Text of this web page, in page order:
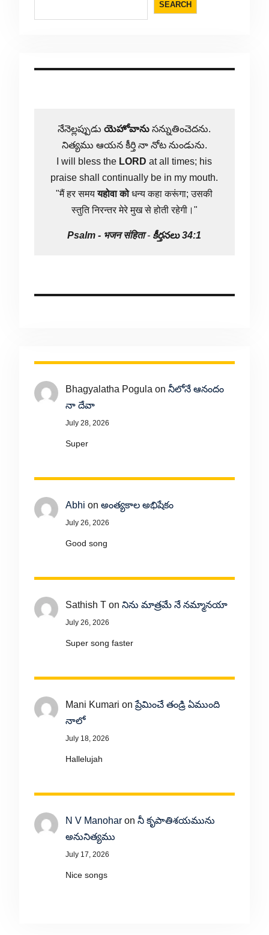
SEARCH
నేనెల్లప్పుడుయెహోవాను సన్నుతించెదను.
నిత్యము ఆయన కీర్తి నా నోట నుండును.
I will bless the LORD at all times; his
praise shall continually be in my mouth.
"मैं हर समययहोवा कोधन्य कहा करूंगा; उसकी
स्तुति निरन्तर मेरे मुख से होती रहेगी।"
Psalm - भजन संहिता- కీర్తనలు 34:1
Bhagyalatha Pogula on నీలోనే ఆనందం
నా దేవా
July 28, 2026
Super
Abhi on అంత్యకాల అభిషేకం
July 26, 2026
Good song
Sathish Ton నిను మాత్రమే నే నమ్మానయా
July 26, 2026
Super song faster
Mani Kumari onప్రేమించే తండ్రి ఏముంది
నాలో
July 18, 2026
Hallelujah
N V Manoharon నీ కృపాతిశయమును
అనునిత్యము
July 17, 2026
Nice songs